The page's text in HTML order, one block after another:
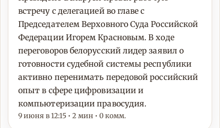
встречу с делегацией во главе с
Председателем Верховного Суда Российской
Федерации Игорем Красновым. В ходе
переговоров белорусский лидер заявил о
готовности судебной системы республики
активно перенимать передовой российский
опыт в сфере цифровизации и
компьютеризации правосудия.
9 июня в 12:15 • 2 мин • 0 комм.